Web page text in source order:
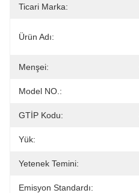
Ticari Marka:
Ürün Adı:
Menşei:
Model NO.:
GTİP Kodu:
Yük:
Yetenek Temini:
Emisyon Standardı: